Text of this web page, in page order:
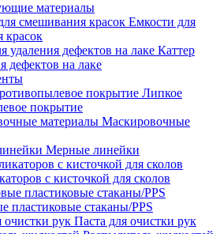
материалы
Емкости для
красок
Каттер
дефектов на лаке
Липкое
покрытие
Маскировочные
Мерные линейки
с кисточкой для сколов
пластиковые стаканы/PPS
Паста для очистки рук